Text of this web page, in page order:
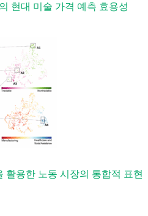
현대 미술 가격 예측 효용성
활용한 노동 시장의 통합적 표현